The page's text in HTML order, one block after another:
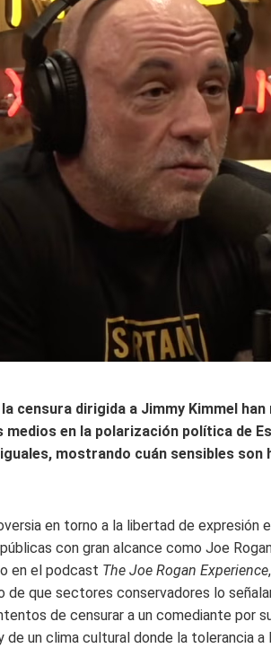
censura dirigida a Jimmy Kimmel
medios en la polarización política de
mostrando cuán sensibles son
en torno a la libertad de expresión
con gran alcance como Joe
en el podcast The Joe Rogan Experience
de que sectores conservadores lo
de censurar a un comediante por
un clima cultural donde la tolerancia a